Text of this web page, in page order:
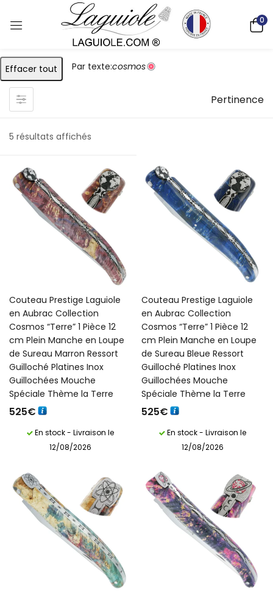
Français)
0
Effacer tout Par texte:cosmos
5 résultats affichés
Pertinence
Couteau Prestige Laguiole
en Aubrac Collection
Cosmos “Terre” 1 Pièce 12
cm Plein Manche en Loupe
de Sureau Marron Ressort
Guilloché Platines Inox
Guillochées Mouche
Spéciale Thème la Terre
525€
En stock - Livraison le
12/08/2026
Couteau Prestige Laguiole
en Aubrac Collection
Cosmos “Terre” 1 Pièce 12
cm Plein Manche en Loupe
de Sureau Bleue Ressort
Guilloché Platines Inox
Guillochées Mouche
Spéciale Thème la Terre
525€
En stock - Livraison le
12/08/2026